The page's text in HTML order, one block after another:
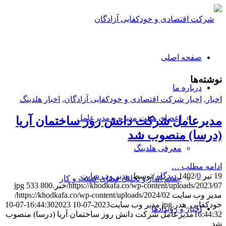
صفحه اصلی
درباره ما
اعضای هیئت مدیره و مدیرعامل
معرفی هلدینگ
چشم انداز و تحلیل فضای کسب و کار
اخبار و رویدادها
نوشته‌ها
اخبار , اخبار شرکت اقتصادی و خودکفایی آزادگان, اخبار هلدینگ
مدیرعامل شرکت دانش روز ساختمان آریا
(درسا) منصوب شد
ادامه مطلب …
19 تیر 1402
/0 دیدگاه /توسطمدیر وب سایت
https://khodkafa.co/wp-content/uploads/2023/07/خبر.jpg
533 800
مدیر وب سایت
https://khodkafa.co/wp-content/uploads/2024/02/
خودکفایی_هدر.jpg
مدیر وب سایت2023-07-10 16:44:30
2023-07-10
16:44:32مدیرعامل شرکت دانش روز ساختمان آریا (درسا) منصوب
شد